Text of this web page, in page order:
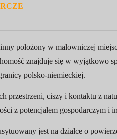
położony w malowniczej
znajduje się w wyjątkowo
polsko-niemieckiej.
przestrzeni, ciszy i kontaktu z
z potencjałem gospodarczym i
jest na działce o